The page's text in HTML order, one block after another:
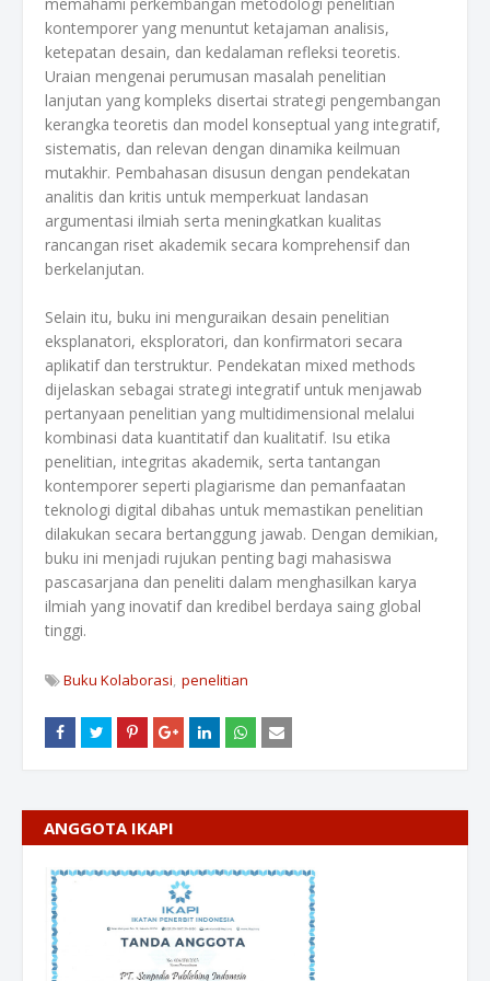
kontemporer yang menuntut ketajaman analisis,
ketepatan desain, dan kedalaman refleksi teoretis.
Uraian mengenai perumusan masalah penelitian
lanjutan yang kompleks disertai strategi pengembangan
kerangka teoretis dan model konseptual yang integratif,
sistematis, dan relevan dengan dinamika keilmuan
mutakhir. Pembahasan disusun dengan pendekatan
analitis dan kritis untuk memperkuat landasan
argumentasi ilmiah serta meningkatkan kualitas
rancangan riset akademik secara komprehensif dan
berkelanjutan.
Selain itu, buku ini menguraikan desain penelitian
eksplanatori, eksploratori, dan konfirmatori secara
aplikatif dan terstruktur. Pendekatan mixed methods
dijelaskan sebagai strategi integratif untuk menjawab
pertanyaan penelitian yang multidimensional melalui
kombinasi data kuantitatif dan kualitatif. Isu etika
penelitian, integritas akademik, serta tantangan
kontemporer seperti plagiarisme dan pemanfaatan
teknologi digital dibahas untuk memastikan penelitian
dilakukan secara bertanggung jawab. Dengan demikian,
buku ini menjadi rujukan penting bagi mahasiswa
pascasarjana dan peneliti dalam menghasilkan karya
ilmiah yang inovatif dan kredibel berdaya saing global
tinggi.
Buku Kolaborasi penelitian
ANGGOTA IKAPI